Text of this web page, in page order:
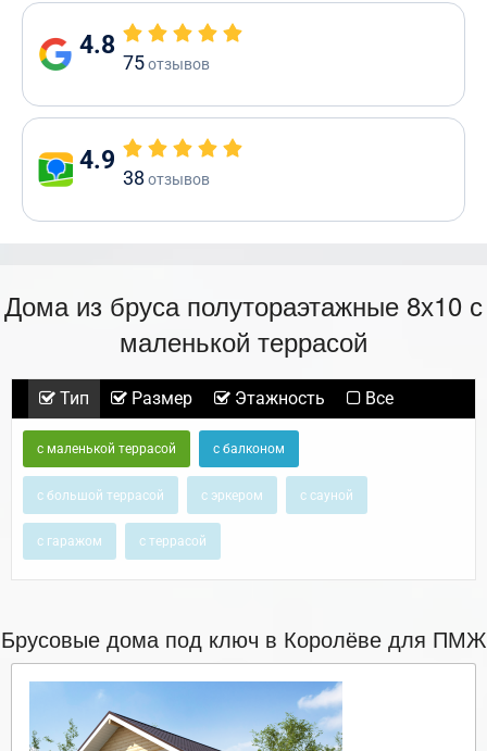
4.8
75отзывов
4.9
38 отзывов
Дома из бруса полутораэтажные 8х10 с
маленькой террасой
Тип Размер Этажность Все
с маленькой террасой с балконом
с большой террасой с эркером с сауной
с гаражом с террасой
Брусовые дома под ключ в Королёве для ПМЖ